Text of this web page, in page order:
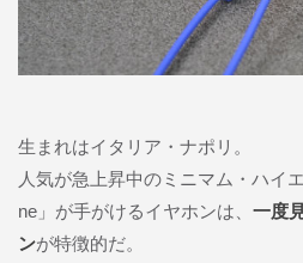
生まれはイタリア・ナポリ。
人気が急上昇中のミニマム・ハイ
ne」が手がけるイヤホンは、 一度
ンが特徴的だ。